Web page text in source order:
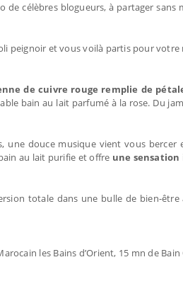
de célèbres blogueurs, à partager sans
peignoir et vous voilà partis pour
de cuivre rouge remplie de
bain au lait parfumé à la rose. Du
une douce musique vient vous bercer
au lait purifie et offre une sensation
totale dans une bulle de bien-être
les Bains d’Orient, 15 mn de